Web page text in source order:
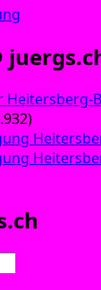
Heitersberg-